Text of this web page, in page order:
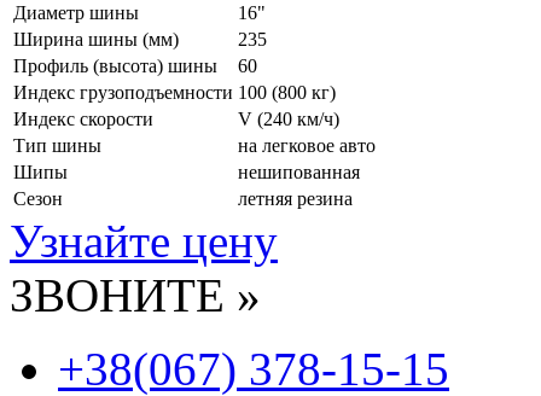
Диаметр шины
16"
Ширина шины (мм)
235
Профиль (высота) шины
60
Индекс грузоподъемности 100 (800 кг)
Индекс скорости
V (240 км/ч)
Тип шины
на легковое авто
Шипы
нешипованная
Сезон
летняя резина
Узнайте цену
ЗВОНИТЕ »
+38(067) 378-15-15